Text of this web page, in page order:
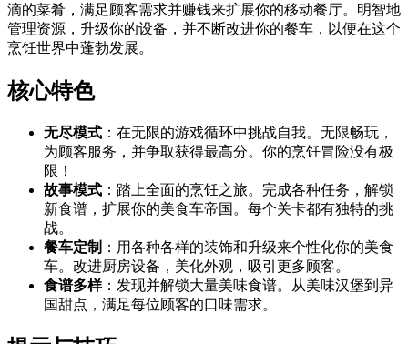
滴的菜肴，满足顾客需求并赚钱来扩展你的移动餐厅。明智地
管理资源，升级你的设备，并不断改进你的餐车，以便在这个
烹饪世界中蓬勃发展。
核心特色
无尽模式 ：在无限的游戏循环中挑战自我。无限畅玩，
为顾客服务，并争取获得最高分。你的烹饪冒险没有极
限！
故事模式 ：踏上全面的烹饪之旅。完成各种任务，解锁
新食谱，扩展你的美食车帝国。每个关卡都有独特的挑
战。
餐车定制 ：用各种各样的装饰和升级来个性化你的美食
车。改进厨房设备，美化外观，吸引更多顾客。
食谱多样：发现并解锁大量美味食谱。从美味汉堡到异
国甜点，满足每位顾客的口味需求。